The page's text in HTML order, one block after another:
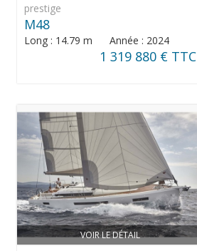
prestige
M48
Long : 14.79 m Année : 2024
1 319 880 € TTC
VOIR LE DÉTAIL